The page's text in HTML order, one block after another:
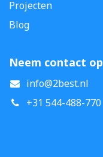
Projecten
Blog
Neem contact op
info@2best.nl
+31 544-488-770